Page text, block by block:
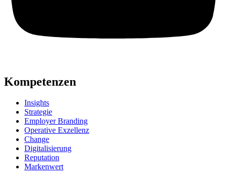
Kompetenzen
Insights
Strategie
Employer Branding
Operative Exzellenz
Change
Digitalisierung
Reputation
Markenwert